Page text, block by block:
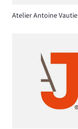
Atelier Antoine